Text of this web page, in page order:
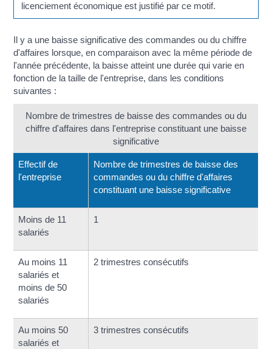
licenciement économique est justifié par ce motif.
Il y a une baisse significative des commandes ou du chiffre
d'affaires lorsque, en comparaison avec la même période de
l'année précédente, la baisse atteint une durée qui varie en
fonction de la taille de l'entreprise, dans les conditions
suivantes :
Nombre de trimestres de baisse des commandes ou du
chiffre d'affaires dans l'entreprise constituant une baisse
significative
Effectif de
l'entreprise
Nombre de trimestres de baisse des
commandes ou du chiffre d'affaires
constituant une baisse significative
Moins de 11
salariés
1
Au moins 11
salariés et
moins de 50
salariés
2 trimestres consécutifs
Au moins 50
salariés et
3 trimestres consécutifs